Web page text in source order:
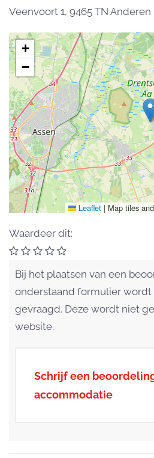
Veenvoort 1, 9465 TN Anderen
+
−
Leaflet | Map tiles
Waardeer dit:
Bij het plaatsen van een
onderstaand formulier
gevraagd. Deze wordt niet
website.
Schrijf een
accommodatie